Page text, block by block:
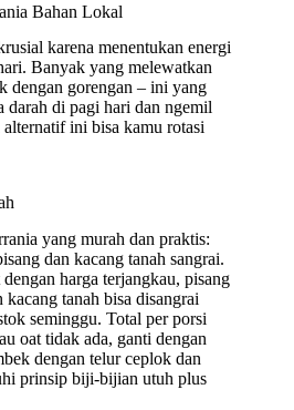
Bahan Lokal
karena menentukan energi
Banyak yang melewatkan
dengan gorengan – ini yang
darah di pagi hari dan ngemil
ini bisa kamu rotasi
yang murah dan praktis:
dan kacang tanah sangrai.
harga terjangkau, pisang
kacang tanah bisa disangrai
seminggu. Total per porsi
oat tidak ada, ganti dengan
dengan telur ceplok dan
prinsip biji-bijian utuh plus